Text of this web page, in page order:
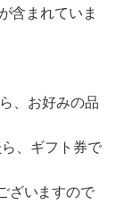
含まれていま
、お好みの品
、ギフト券で
ざいますので